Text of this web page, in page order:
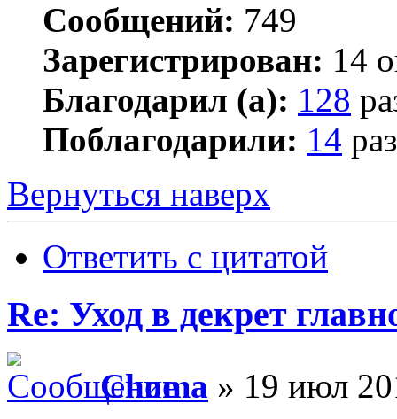
Сообщений: 749
Зарегистрирован: 14
Благодарил (а): 128
Поблагодарили: 14
Вернуться наверх
Ответить с цитатой
Re: Уход в декрет
Choma » 19 июл